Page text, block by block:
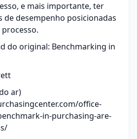
e mais importante, ter
de desempenho posicionadas
do original: Benchmarking in
ar)
office-
in-purchasing-are-